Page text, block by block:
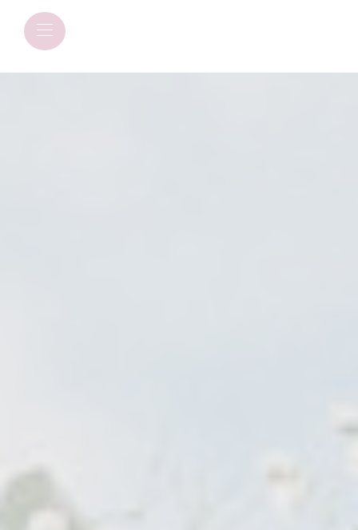
Panneau de gestion des cookies